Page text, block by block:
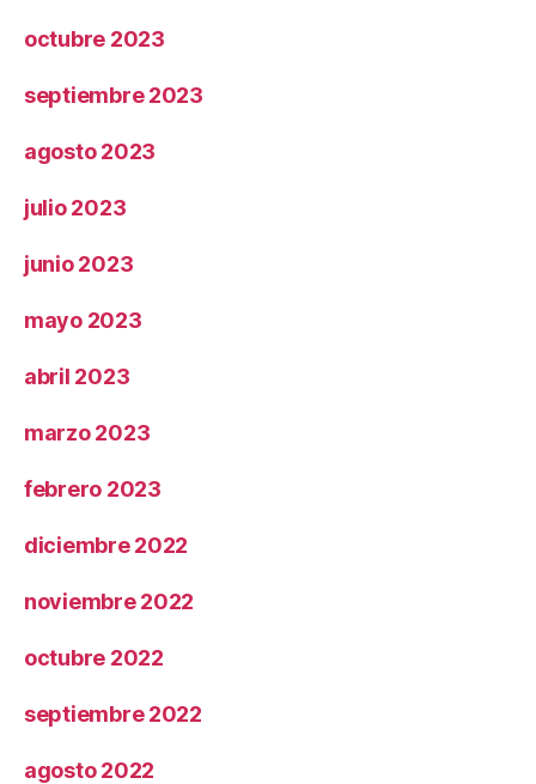
octubre 2023
septiembre 2023
agosto 2023
julio 2023
junio 2023
mayo 2023
abril 2023
marzo 2023
febrero 2023
diciembre 2022
noviembre 2022
octubre 2022
septiembre 2022
agosto 2022